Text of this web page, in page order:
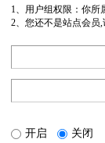
1、用户组权限：你所
2、您还不是站点会员
开启 关闭